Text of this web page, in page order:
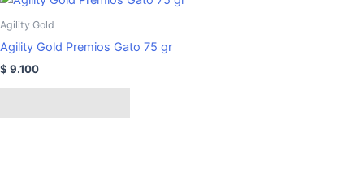
elegir
en
la
página
de
Agility Gold
Agility Gold Premios Gato 75 gr
$ 9.100